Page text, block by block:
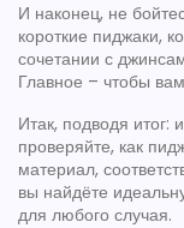
И наконец, не
короткие пиджаки,
сочетании с
Главное – чтобы
Итак, подводя итог:
проверяйте, как
материал,
вы найдёте
для любого случая.